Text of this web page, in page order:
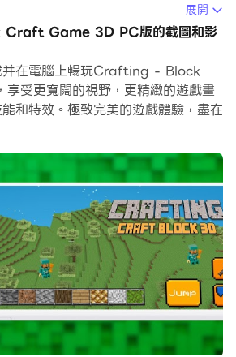
- Block Craft Game 3D，您可
覽, 而用滑鼠和鍵盤操控應用程式比
，同時你將永遠不必擔心設備的電量
你甚至可以在PC上運行多個應用程
圖像、影片和文件也變得非常容易。
Craft Game 3D並在PC上運
幕和高畫質畫質吧!
Crafting - Craft Block 3D
地打造你獨特的世界。這款令人興
夠構建無限的創作，將您的想像變為現
展開
Game 3D PC版的截圖和影
并在電腦上暢玩Crafting - Block
受更寬闊的視野，更精緻的遊戲畫
和特效。極致完美的遊戲體驗，盡在